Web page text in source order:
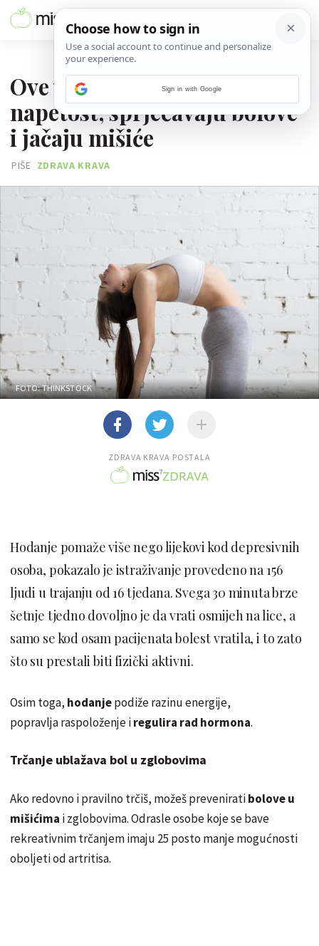
Ove vježbe smanjuju
napetost, sprječavaju bolove
i jačaju mišiće
PIŠE ZDRAVA KRAVA
FOTO: THINKSTOCK
ZDRAVA KRAVA POSTALA
Hodanje pomaže više nego lijekovi kod depresivnih
osoba, pokazalo je istraživanje provedeno na 156
ljudi u trajanju od 16 tjedana. Svega 30 minuta brze
šetnje tjedno dovoljno je da vrati osmijeh na lice, a
samo se kod osam pacijenata bolest vratila, i to zato
što su prestali biti fizički aktivni.
Osim toga, hodanjepodiže razinu energije,
popravlja raspoloženje iregulira rad hormona.
Trčanje ublažava bol u zglobovima
Ako redovno i pravilno trčiš, možeš preveniratibolove u
mišićima i zglobovima. Odrasle osobe koje se bave
rekreativnim trčanjem imaju 25 posto manje mogućnosti
oboljeti od artritisa.
Sign in with Google